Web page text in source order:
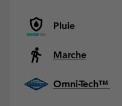
Pluie
Marche
Omni-Tech™